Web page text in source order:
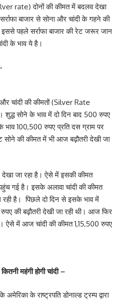
rate) दोनों की कीमत में बदलव देखा
बाजार से सोना और चांदी के गहने की
पहले सर्राफा बाजार की रेट जरूर जान
के भाव ये है।
चांदी की कीमतों (Silver Rate
सोने के भाव में दो दिन बाद 500 रुपए
100,500 रुपए प्रति दस ग्राम पर
की कीमत में भी आज बढ़ौतरी देखी जा
जा रहा है। ऐसे में इसकी कीमत
गई है। इसके अलावा चांदी की कीमत
है। पिछले दो दिन से इसके भाव में
की बढ़ौतरी देखी जा रही थी। आज फिर
ऐसे में आज चांदी की कीमत 1,15,500 रुपए
महंगी होगी चांदी –
के राष्ट्रपति डोनाल्ड ट्रम्प द्वारा